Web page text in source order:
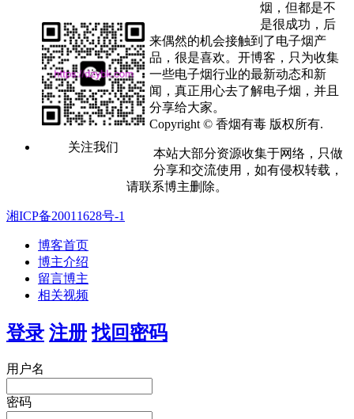
关注我们
烟，但都是不
是很成功，后
来偶然的机会接触到了电子烟产
品，很是喜欢。开博客，只为收集
一些电子烟行业的最新动态和新
闻，真正用心去了解电子烟，并且
分享给大家。
Copyright © 香烟有毒 版权所有.
本站大部分资源收集于网络，只做
分享和交流使用，如有侵权转载，
请联系博主删除。
湘ICP备20011628号-1
博客首页
博主介绍
留言博主
相关视频
登录 注册 找回密码
用户名
密码